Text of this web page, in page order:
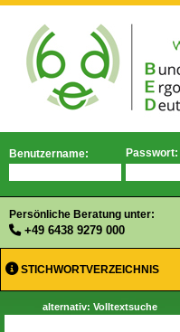
Benutzername: Passwort:
Persönliche Beratung unter:
+49 6438 9279 000
STICHWORTVERZEICHNIS
alternativ: Volltextsuche